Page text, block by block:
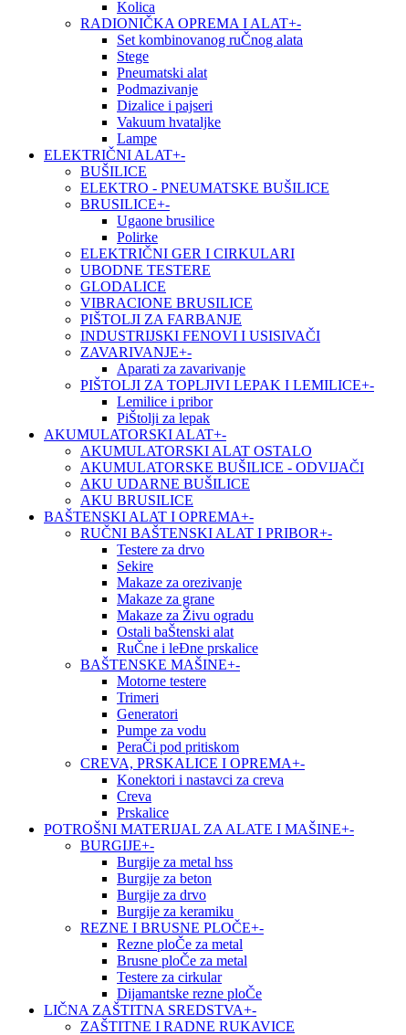
Kolica
RADIONIČKA OPREMA I ALAT+-
Set kombinovanog ruČnog alata
Stege
Pneumatski alat
Podmazivanje
Dizalice i pajseri
Vakuum hvataljke
Lampe
ELEKTRIČNI ALAT+-
BUŠILICE
ELEKTRO - PNEUMATSKE BUŠILICE
BRUSILICE+-
Ugaone brusilice
Polirke
ELEKTRIČNI GER I CIRKULARI
UBODNE TESTERE
GLODALICE
VIBRACIONE BRUSILICE
PIŠTOLJI ZA FARBANJE
INDUSTRIJSKI FENOVI I USISIVAČI
ZAVARIVANJE+-
Aparati za zavarivanje
PIŠTOLJI ZA TOPLJIVI LEPAK I LEMILICE+-
Lemilice i pribor
PiŠtolji za lepak
AKUMULATORSKI ALAT+-
AKUMULATORSKI ALAT OSTALO
AKUMULATORSKE BUŠILICE - ODVIJAČI
AKU UDARNE BUŠILICE
AKU BRUSILICE
BAŠTENSKI ALAT I OPREMA+-
RUČNI BAŠTENSKI ALAT I PRIBOR+-
Testere za drvo
Sekire
Makaze za orezivanje
Makaze za grane
Makaze za Živu ogradu
Ostali baŠtenski alat
RuČne i leĐne prskalice
BAŠTENSKE MAŠINE+-
Motorne testere
Trimeri
Generatori
Pumpe za vodu
PeraČi pod pritiskom
CREVA, PRSKALICE I OPREMA+-
Konektori i nastavci za creva
Creva
Prskalice
POTROŠNI MATERIJAL ZA ALATE I MAŠINE+-
BURGIJE+-
Burgije za metal hss
Burgije za beton
Burgije za drvo
Burgije za keramiku
REZNE I BRUSNE PLOČE+-
Rezne ploČe za metal
Brusne ploČe za metal
Testere za cirkular
Dijamantske rezne ploČe
LIČNA ZAŠTITNA SREDSTVA+-
ZAŠTITNE I RADNE RUKAVICE